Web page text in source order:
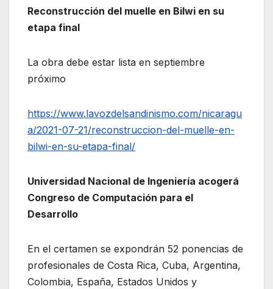
Reconstrucción del muelle en Bilwi en su
etapa final
La obra debe estar lista en septiembre
próximo
https://www.lavozdelsandinismo.com/nicaragu
a/2021-07-21/reconstruccion-del-muelle-en-
bilwi-en-su-etapa-final/
Universidad Nacional de Ingeniería acogerá
Congreso de Computación para el
Desarrollo
En el certamen se expondrán 52 ponencias de
profesionales de Costa Rica, Cuba, Argentina,
Colombia, España, Estados Unidos y